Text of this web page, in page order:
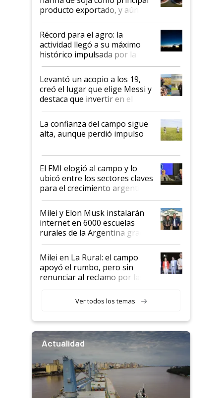
producto exportado, y aún así
el agro aportó casi seis de cada
diez dólares y sostuvo el
liderazgo en un semestre
récord
Récord para el agro: la
actividad llegó a su máximo
histórico impulsada por la
cosecha y las exportaciones
Levantó un acopio a los 19,
creó el lugar que elige Messi y
destaca que invertir en el
kirchnerismo era como "darle
plata a un hijo para droga":
Juan Félix Rossetti, el libertario
que de una dura crisis salió
de Milei
La confianza del campo sigue
alta, aunque perdió impulso
El FMI elogió al campo y lo
ubicó entre los sectores claves
para el crecimiento argentino
Milei y Elon Musk instalarán
internet en 6000 escuelas
rurales de la Argentina gracias
a un acuerdo con Starlink
Milei en La Rural: el campo
apoyó el rumbo, pero sin
renunciar al reclamo por las
Ver todos los temas
Actualidad